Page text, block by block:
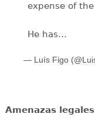
expense of
He has…
— Luís Figo
Amenazas